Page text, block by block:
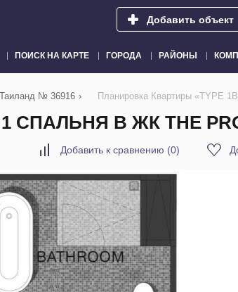
Добавить объект
ПОИСК НА КАРТЕ ГОРОДА РАЙОНЫ
№ 36916 › Планировка Квартиры «TYPE
В ЖК THE
Добавить к сравнению (0)